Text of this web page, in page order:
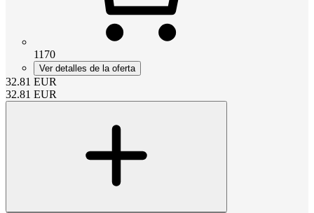
1170
Ver detalles de la oferta
32.81 EUR
32.81 EUR